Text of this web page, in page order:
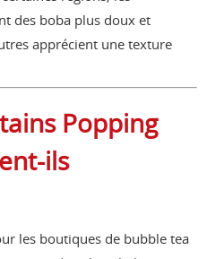
des boba plus doux et
apprécient une texture
Popping
ils
les boutiques de bubble tea